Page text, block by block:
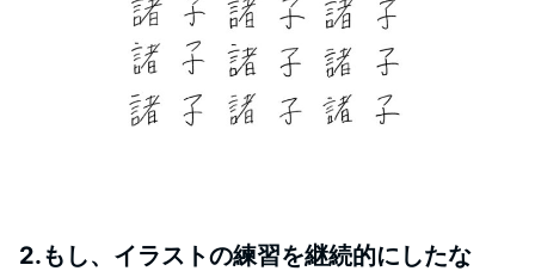
2.もし、イラストの練習を継続的にしたな